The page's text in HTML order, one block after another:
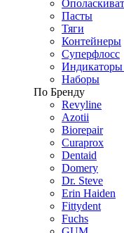
Пасты
Тяги
Контейнеры
Суперфлосс
Индикаторы
Наборы
По Бренду
Revyline
Azotii
Biorepair
Curaprox
Dentaid
Domery
Dr. Steve
Erin Haiden
Fittydent
Fuchs